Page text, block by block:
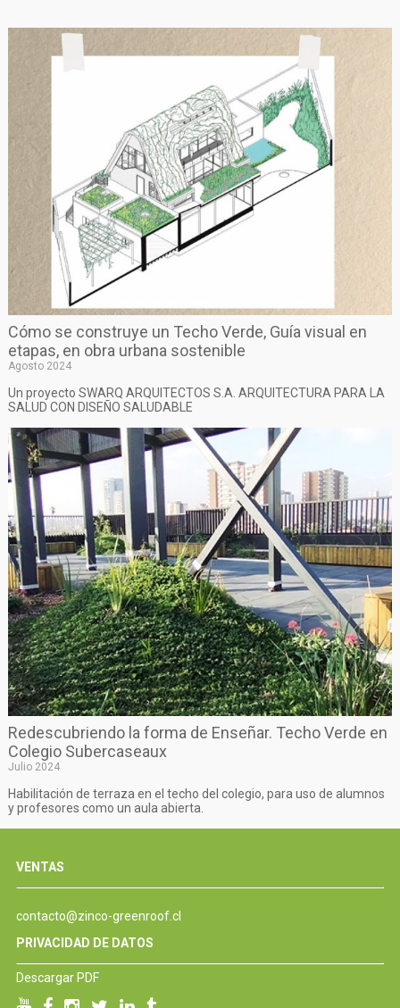
Cómo se construye un Techo Verde, Guía visual en
etapas, en obra urbana sostenible
Agosto 2024
Un proyecto SWARQ ARQUITECTOS S.A. ARQUITECTURA PARA LA
SALUD CON DISEÑO SALUDABLE
Redescubriendo la forma de Enseñar. Techo Verde en
Colegio Subercaseaux
Julio 2024
Habilitación de terraza en el techo del colegio, para uso de alumnos
y profesores como un aula abierta.
VENTAS
contacto@zinco-greenroof.cl
PRIVACIDAD DE DATOS
Descargar PDF